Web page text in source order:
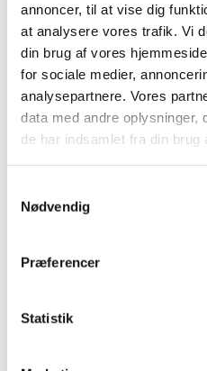
annoncer, til at vise dig
at analysere vores trafik. Vi
din brug af vores
for sociale medier,
analysepartnere. Vores
data med andre oplysninger,
de har indsamlet fra din brug
Nødvendig
Præferencer
Statistik
Onsdag 2. december
19:00
Cafe, Rigensgade